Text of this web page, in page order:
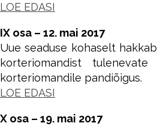
LOE EDASI
IX osa – 12. mai 2017
Uue seaduse kohaselt
korteriomandist tulenevate
korteriomandile pandiõigus.
LOE EDASI
X osa – 19. mai 2017